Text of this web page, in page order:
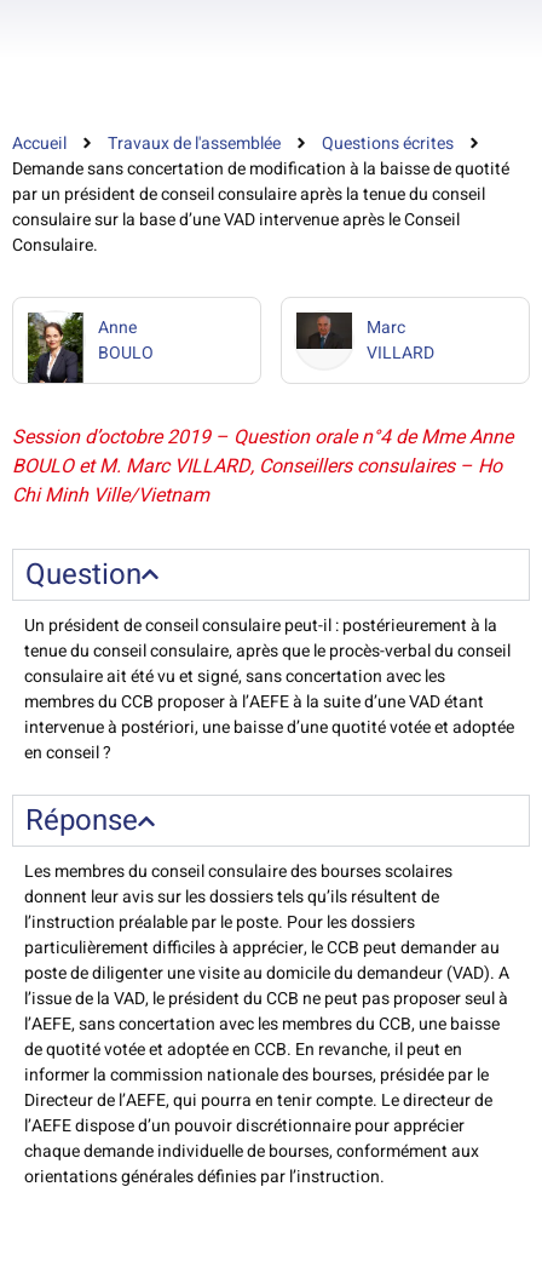
Accueil Travaux de l'assemblée
Questions écrites
Demande sans concertation de modification à la baisse de quotité
par un président de conseil consulaire après la tenue du conseil
consulaire sur la base d’une VAD intervenue après le Conseil
Consulaire.
Anne
BOULO
Marc
VILLARD
Session d’octobre 2019 – Question orale n°4 de Mme Anne
BOULO et M. Marc VILLARD, Conseillers consulaires – Ho
Chi Minh Ville/Vietnam
Question
Un président de conseil consulaire peut-il : postérieurement à la
tenue du conseil consulaire, après que le procès-verbal du conseil
consulaire ait été vu et signé, sans concertation avec les
membres du CCB proposer à l’AEFE à la suite d’une VAD étant
intervenue à postériori, une baisse d’une quotité votée et adoptée
en conseil ?
Réponse
Les membres du conseil consulaire des bourses scolaires
donnent leur avis sur les dossiers tels qu’ils résultent de
l’instruction préalable par le poste. Pour les dossiers
particulièrement difficiles à apprécier, le CCB peut demander au
poste de diligenter une visite au domicile du demandeur (VAD). A
l’issue de la VAD, le président du CCB ne peut pas proposer seul à
l’AEFE, sans concertation avec les membres du CCB, une baisse
de quotité votée et adoptée en CCB. En revanche, il peut en
informer la commission nationale des bourses, présidée par le
Directeur de l’AEFE, qui pourra en tenir compte. Le directeur de
l’AEFE dispose d’un pouvoir discrétionnaire pour apprécier
chaque demande individuelle de bourses, conformément aux
orientations générales définies par l’instruction.